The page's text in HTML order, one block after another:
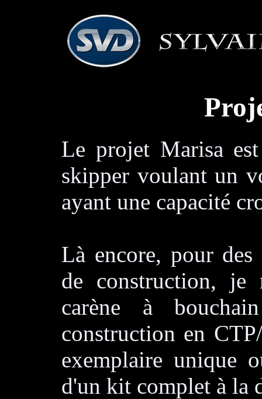
Le projet Marisa
skipper voulant un
ayant une capacité
Là encore, pour
de construction, je
carène à
construction en
exemplaire unique
d'un kit complet à la